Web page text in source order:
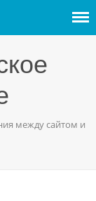
между сайтом и